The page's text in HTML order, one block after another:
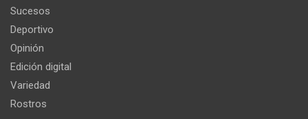
Sucesos
Deportivo
Opinión
Edición digital
Variedad
Rostros